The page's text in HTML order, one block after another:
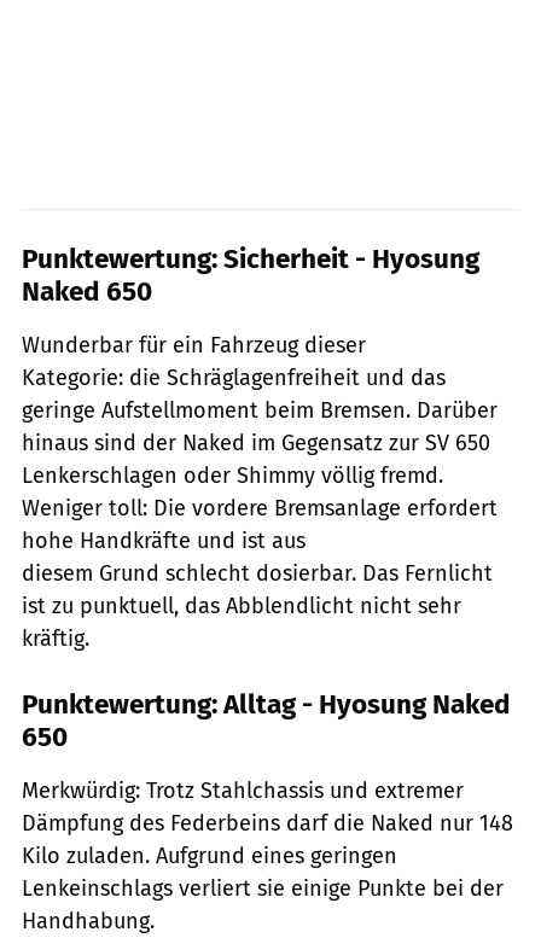
Punktewertung: Sicherheit - Hyosung
Naked 650
Wunderbar für ein Fahrzeug dieser
Kategorie: die Schräglagenfreiheit und das
geringe Aufstellmoment beim Bremsen. Darüber
hinaus sind der Naked im Gegensatz zur SV 650
Lenkerschlagen oder Shimmy völlig fremd.
Weniger toll: Die vordere Bremsanlage erfordert
hohe Handkräfte und ist aus
diesem Grund schlecht dosierbar. Das Fernlicht
ist zu punktuell, das Abblendlicht nicht sehr
kräftig.
Punktewertung: Alltag - Hyosung Naked
650
Merkwürdig: Trotz Stahlchassis und extremer
Dämpfung des Federbeins darf die Naked nur 148
Kilo zuladen. Aufgrund eines geringen
Lenkeinschlags verliert sie einige Punkte bei der
Handhabung.